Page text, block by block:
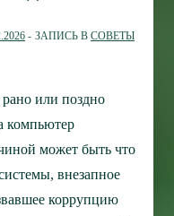
ЗАПИСЬ В СОВЕТЫ
или поздно
компьютер
может быть что
внезапное
коррупцию